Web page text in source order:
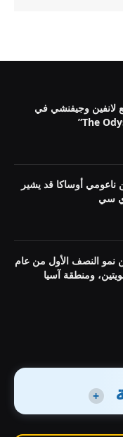
لانفين وجيفنشي في
أوساكا قد يشير
سي
نمو النصف الأول من عام
ومنطقة آسيا
+